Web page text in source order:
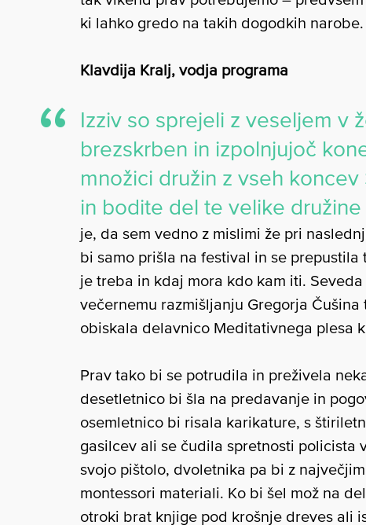
ki lahko gredo na takih dogodkih narobe.
Klavdija Kralj, vodja programa
Izziv so sprejeli z veseljem v
brezskrben in izpolnjujoč
množici družin z vseh
in bodite del te velike družine
je, da sem vedno z mislimi že pri
bi samo prišla na festival in se
je treba in kdaj mora kdo kam iti.
večernemu razmišljanju Gregorja
obiskala delavnico Meditativnega plesa
Prav tako bi se potrudila in preživela
desetletnico bi šla na predavanje in
osemletnico bi risala karikature, s
gasilcev ali se čudila spretnosti policista
svojo pištolo, dvoletnika pa bi z
montessori materiali. Ko bi šel mož na
otroki brat knjige pod krošnje dreves ali